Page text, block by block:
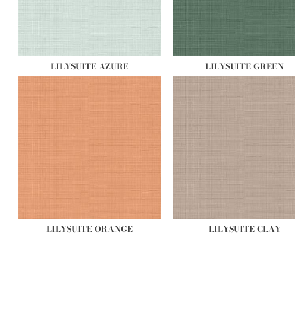
LILYSUITE AZURE LILYSUITE GREEN
LILYSUITE ORANGE LILYSUITE CLAY